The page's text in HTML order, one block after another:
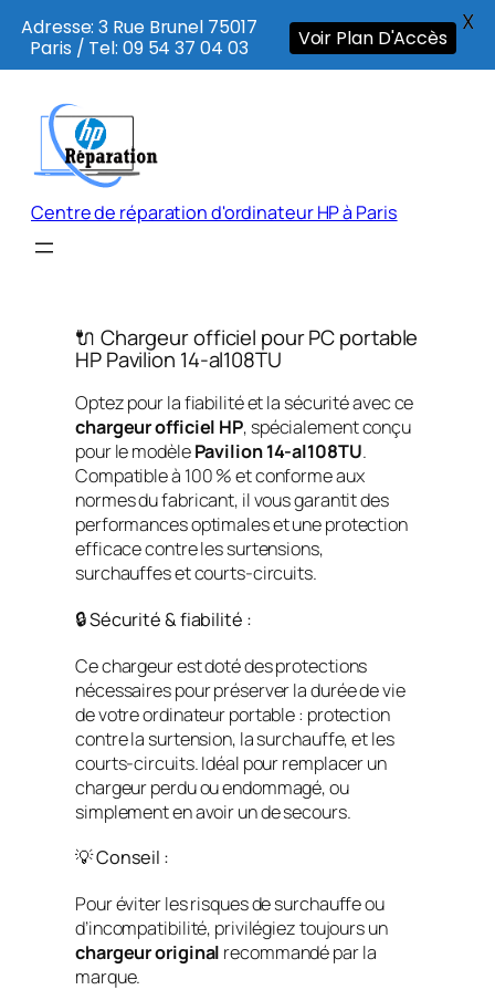
contenu
Centre de réparation d'ordinateur HP à Paris
🔌 Chargeur officiel pour PC portable
HP Pavilion 14-al108TU
Optez pour la fiabilité et la sécurité avec ce
chargeur officiel HP, spécialement conçu
pour le modèlePavilion 14-al108TU.
Compatible à 100 % et conforme aux
normes du fabricant, il vous garantit des
performances optimales et une protection
efficace contre les surtensions,
surchauffes et courts-circuits.
🔒 Sécurité & fiabilité :
Ce chargeur est doté des protections
nécessaires pour préserver la durée de vie
de votre ordinateur portable : protection
contre la surtension, la surchauffe, et les
courts-circuits. Idéal pour remplacer un
chargeur perdu ou endommagé, ou
simplement en avoir un de secours.
💡 Conseil :
Pour éviter les risques de surchauffe ou
d’incompatibilité, privilégiez toujours un
chargeur original recommandé par la
marque.
Adresse: 3 Rue Brunel 75017
Paris / Tel: 09 54 37 04 03
Voir Plan D'Accès
X